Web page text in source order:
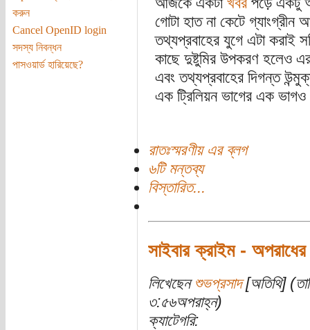
করুন
Cancel OpenID login
সদস্য নিবন্ধন
পাসওয়ার্ড হারিয়েছে?
গোটা হাত না কেটে
তথ্যপ্রবাহের যুগে এটা করাই
কাছে দুষ্টুমির উপকরণ হলেও
এবং তথ্যপ্রবাহের দিগন্ত
এক ট্রিলিয়ন ভাগের এক ভাগও
রাতঃস্মরণীয় এর ব্লগ
৬টি মন্তব্য
বিস্তারিত...
সাইবার ক্রাইম - অপরাধের
লিখেছেন শুভপ্রসাদ[অতিথি]
৩:৫৬অপরাহ্ন)
ক্যাটেগরি: